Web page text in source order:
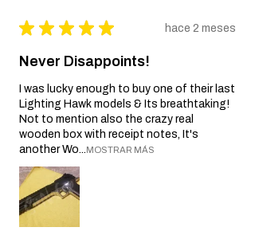
★ ★ ★ ★ ★ hace 2 meses
Never Disappoints!
I was lucky enough to buy one of their last
Lighting Hawk models & Its breathtaking!
Not to mention also the crazy real
wooden box with receipt notes, It's
another Wo... MOSTRAR MÁS